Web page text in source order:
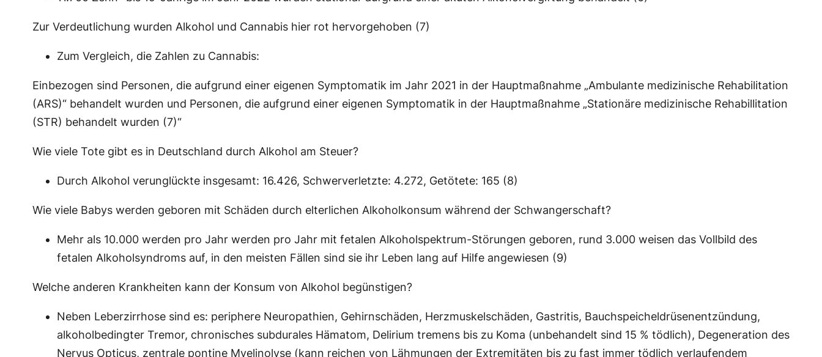
Zur Verdeutlichung wurden Alkohol und Cannabis hier rot hervorgehoben (7)
Zum Vergleich, die Zahlen zu Cannabis:
Einbezogen sind Personen, die aufgrund einer eigenen Symptomatik im Jahr 2021 in der Hauptmaßnahme „Ambulante medizinische Rehabilitation
(ARS)“ behandelt wurden und Personen, die aufgrund einer eigenen Symptomatik in der Hauptmaßnahme „Stationäre medizinische Rehabillitation
(STR) behandelt wurden (7)“
Wie viele Tote gibt es in Deutschland durch Alkohol am Steuer?
Durch Alkohol verunglückte insgesamt: 16.426, Schwerverletzte: 4.272, Getötete: 165 (8)
Wie viele Babys werden geboren mit Schäden durch elterlichen Alkoholkonsum während der Schwangerschaft?
Mehr als 10.000 werden pro Jahr werden pro Jahr mit fetalen Alkoholspektrum-Störungen geboren, rund 3.000 weisen das Vollbild des
fetalen Alkoholsyndroms auf, in den meisten Fällen sind sie ihr Leben lang auf Hilfe angewiesen (9)
Welche anderen Krankheiten kann der Konsum von Alkohol begünstigen?
Neben Leberzirrhose sind es: periphere Neuropathien, Gehirnschäden, Herzmuskelschäden, Gastritis, Bauchspeicheldrüsenentzündung,
alkoholbedingter Tremor, chronisches subdurales Hämatom, Delirium tremens bis zu Koma (unbehandelt sind 15 % tödlich), Degeneration des
Nervus Opticus, zentrale pontine Myelinolyse (kann reichen von Lähmungen der Extremitäten bis zu fast immer tödlich verlaufendem